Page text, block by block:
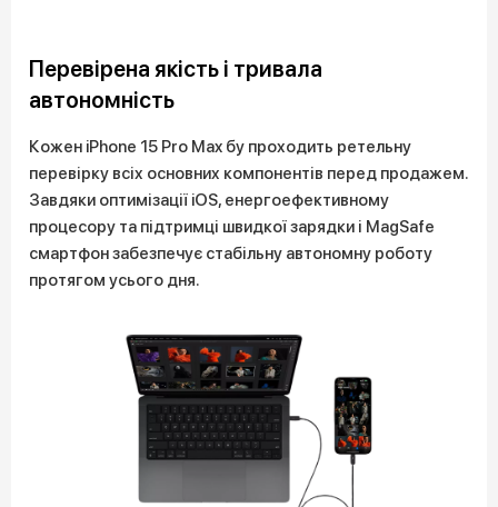
Перевірена якість і тривала
автономність
Кожен iPhone 15 Pro Max бу проходить ретельну
перевірку всіх основних компонентів перед продажем.
Завдяки оптимізації iOS, енергоефективному
процесору та підтримці швидкої зарядки і MagSafe
смартфон забезпечує стабільну автономну роботу
протягом усього дня.